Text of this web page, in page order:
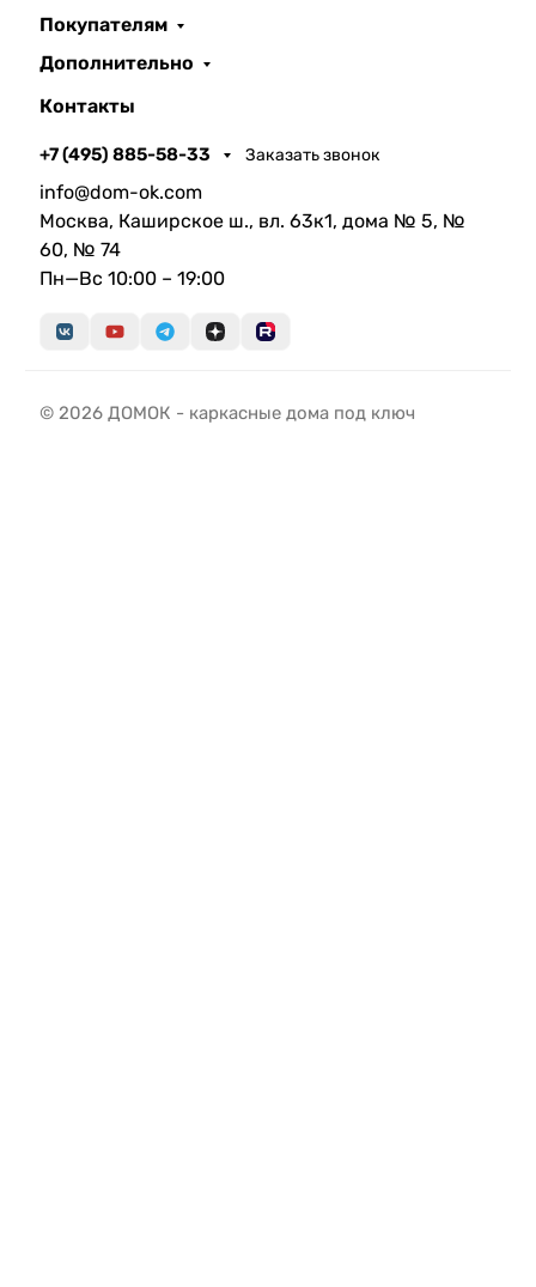
Покупателям
Дополнительно
Контакты
+7 (495) 885-58-33 Заказать звонок
info@dom-ok.com
Москва, Каширское ш., вл. 63к1, дома № 5, №
60, № 74
Пн—Вс 10:00 – 19:00
© 2026 ДОМОК - каркасные дома под ключ